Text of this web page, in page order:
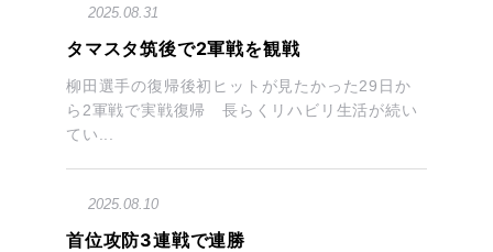
2025.08.31
タマスタ筑後で2軍戦を観戦
柳田選手の復帰後初ヒットが見たかった29日か
ら2軍戦で実戦復帰 長らくリハビリ生活が続い
てい...
2025.08.10
首位攻防3連戦で連勝